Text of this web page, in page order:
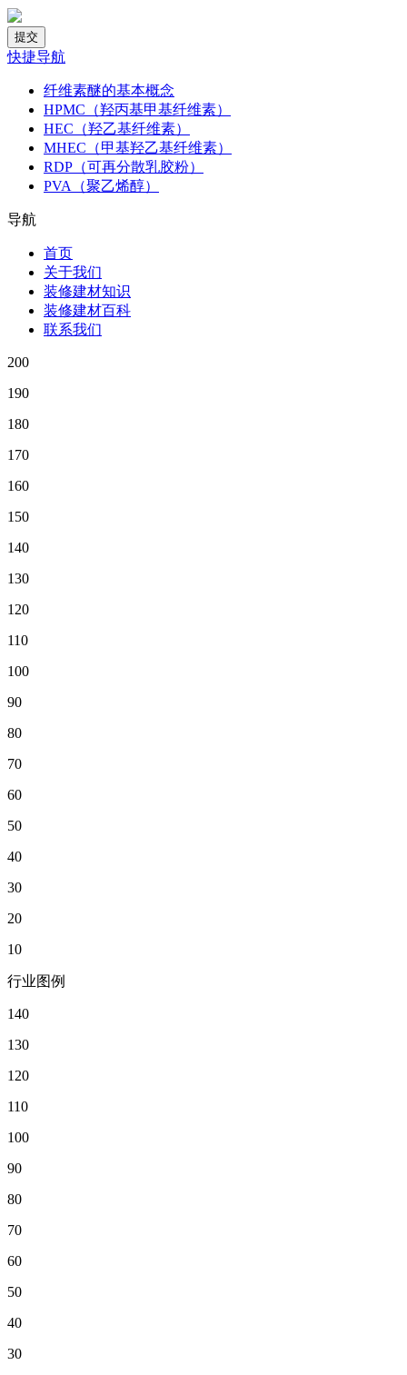
快捷导航
纤维素醚的基本概念
HPMC（羟丙基甲基纤维素）
HEC（羟乙基纤维素）
MHEC（甲基羟乙基纤维素）
RDP（可再分散乳胶粉）
PVA（聚乙烯醇）
导航
首页
关于我们
装修建材知识
装修建材百科
联系我们
200
190
180
170
160
150
140
130
120
110
100
90
80
70
60
50
40
30
20
10
行业图例
140
130
120
110
100
90
80
70
60
50
40
30